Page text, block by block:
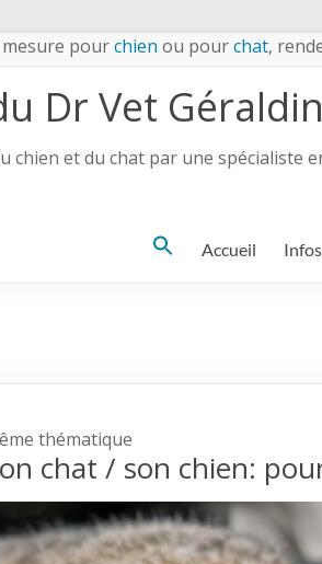
pourchien ou pourchat,
Dr Vet
chien et du chat par une spécialiste
Search Accueil
thématique
chat / son chien: